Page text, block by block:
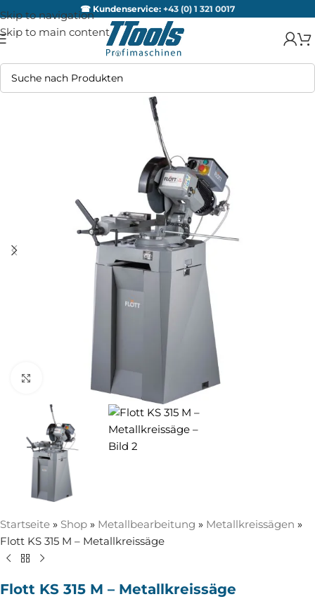
Skip to navigation
Skip to main content
☎ Kundenservice: +43 (0) 1 321 0017
Zum Vergrößern anklicken
Startseite » Shop » Metallbearbeitung » Metallkreissägen »
Flott KS 315 M – Metallkreissäge
Flott KS 315 M – Metallkreissäge